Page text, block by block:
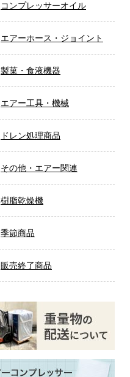
コンプレッサーオイル
エアーホース・ジョイント
製菓・食液機器
エアー工具・機械
ドレン処理商品
その他・エアー関連
樹脂乾燥機
季節商品
販売終了商品